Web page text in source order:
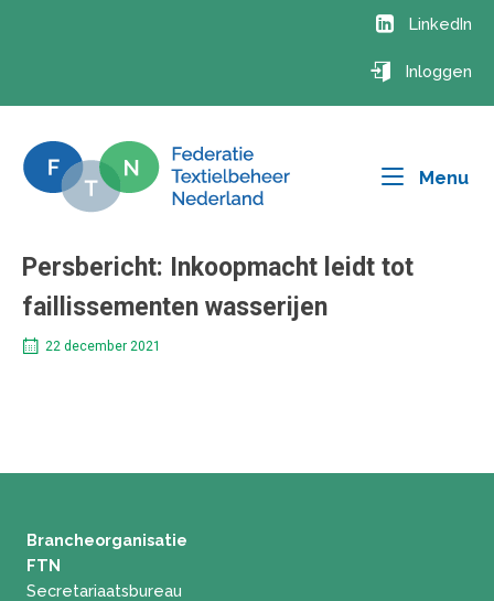
LinkedIn
Inloggen
Menu
Persbericht: Inkoopmacht leidt tot
faillissementen wasserijen
22 december 2021
Brancheorganisatie
FTN
Secretariaatsbureau